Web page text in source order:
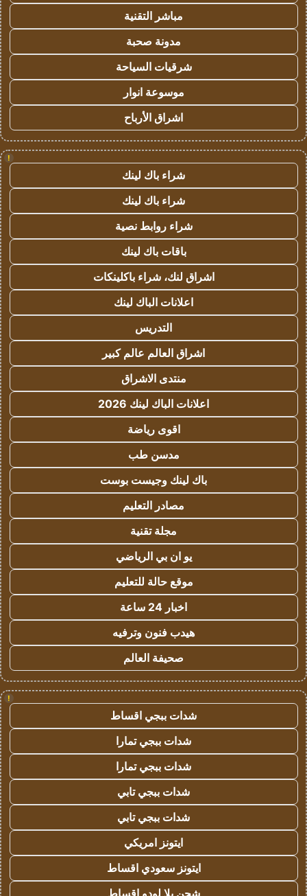
مباشر التقنية
مدونة صحبة
شرقيات السياحة
موسوعة انوار
اشراق الأرباح
!
شراء باك لينك
شراء باك لينك
شراء روابط نصية
باقات باك لينك
اشراق لنك، شراء باكلينكات
اعلانات الباك لينك
التدريس
اشراق العالم عالم كبير
منتدى الاشراق
اعلانات الباك لينك 2026
اقوى رياضة
مدسن طب
باك لينك وجيست بوست
مصادر التعليم
مجلة تقنية
يو ان بي الرياضي
موقع حالة للتعليم
اخبار 24 ساعة
هيدب فنون وترفيه
صحيفة العالم
!
شدات ببجي اقساط
شدات ببجي تمارا
شدات ببجي تمارا
شدات ببجي تابي
شدات ببجي تابي
ايتونز امريكي
ايتونز سعودي اقساط
شحن يلا لودو اقساط